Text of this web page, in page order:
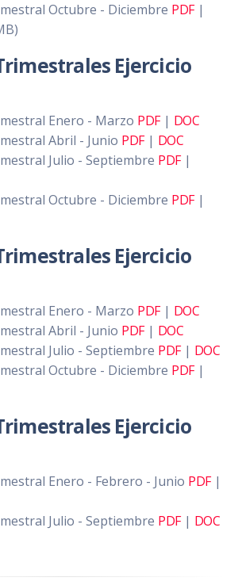
Octubre - Diciembre PDF|
Ejercicio
Enero - Marzo PDF| DOC
Abril - Junio PDF| DOC
Julio - Septiembre PDF|
Octubre - Diciembre PDF|
Ejercicio
Enero - Marzo PDF| DOC
Abril - Junio PDF| DOC
Julio - Septiembre PDF| DOC
Octubre - Diciembre PDF|
Ejercicio
Enero - Febrero - Junio PDF|
Julio - Septiembre PDF| DOC